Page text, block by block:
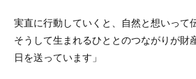
実直に行動していくと、自然と想いって
そうして生まれるひととのつながりが財
日を送っています 」